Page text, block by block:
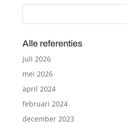
Alle referenties
juli 2026
mei 2026
april 2024
februari 2024
december 2023